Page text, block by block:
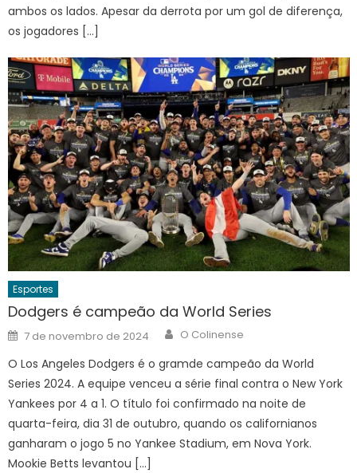
ambos os lados. Apesar da derrota por um gol de diferença,
os jogadores […]
Esportes
Dodgers é campeão da World Series
Posted
on
7 de novembro de 2024 Author
O Colinense
O Los Angeles Dodgers é o gramde campeão da World
Series 2024. A equipe venceu a série final contra o New York
Yankees por 4 a 1. O título foi confirmado na noite de
quarta-feira, dia 31 de outubro, quando os californianos
ganharam o jogo 5 no Yankee Stadium, em Nova York.
Mookie Betts levantou […]